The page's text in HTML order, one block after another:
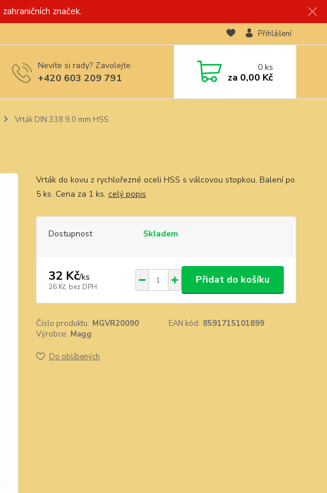
značek.
Přihlášení
Nevíte si rady? Zavolejte.
+420 603 209 791
0ks
za 0,00 Kč
Vrták DIN 338 9.0 mm HSS
Vrták do kovu z rychlořezné oceli HSS s válcovou stopkou. Balení po
5 ks. Cena za 1 ks. celý popis
Dostupnost Skladem
32 Kč/ks
26 Kč bez DPH
Přidat do košíku
Číslo produktu: MGVR20090 EAN kód: 8591715101899
Výrobce: Magg
Do oblíbených